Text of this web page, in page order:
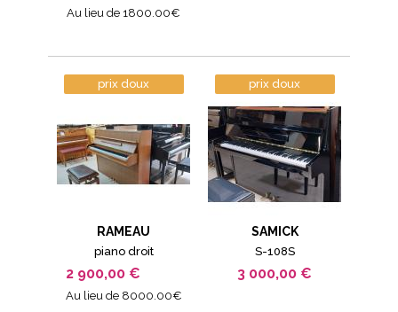
Au lieu de 1800.00€
prix doux
RAMEAU
piano droit
2 900,00 €
Au lieu de 8000.00€
prix doux
SAMICK
S-108S
3 000,00 €